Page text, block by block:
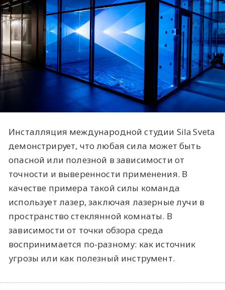
Инсталляция международной студии Sila Sveta
демонстрирует, что любая сила может быть
опасной или полезной в зависимости от
точности и выверенности применения. В
качестве примера такой силы команда
использует лазер, заключая лазерные лучи в
пространство стеклянной комнаты. В
зависимости от точки обзора среда
воспринимается по-разному: как источник
угрозы или как полезный инструмент.